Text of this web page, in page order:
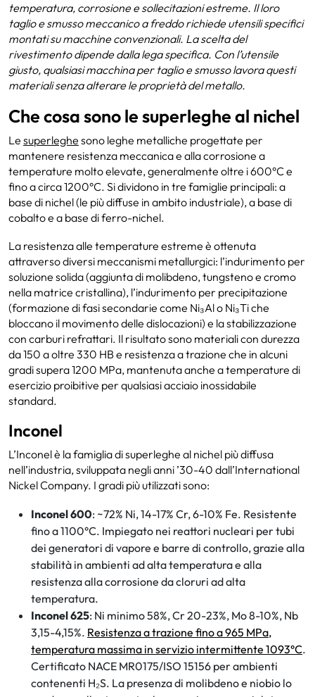
temperatura, corrosione e sollecitazioni estreme. Il loro
taglio e smusso meccanico a freddo richiede utensili specifici
montati su macchine convenzionali. La scelta del
rivestimento dipende dalla lega specifica. Con l’utensile
giusto, qualsiasi macchina per taglio e smusso lavora questi
materiali senza alterare le proprietà del metallo.
Che cosa sono le superleghe al nichel
Le superleghe sono leghe metalliche progettate per
mantenere resistenza meccanica e alla corrosione a
temperature molto elevate, generalmente oltre i 600°C e
fino a circa 1200°C. Si dividono in tre famiglie principali: a
base di nichel (le più diffuse in ambito industriale), a base di
cobalto e a base di ferro-nichel.
La resistenza alle temperature estreme è ottenuta
attraverso diversi meccanismi metallurgici: l’indurimento per
soluzione solida (aggiunta di molibdeno, tungsteno e cromo
nella matrice cristallina), l’indurimento per precipitazione
(formazione di fasi secondarie come Ni₃Al o Ni₃Ti che
bloccano il movimento delle dislocazioni) e la stabilizzazione
con carburi refrattari. Il risultato sono materiali con durezza
da 150 a oltre 330 HB e resistenza a trazione che in alcuni
gradi supera 1200 MPa, mantenuta anche a temperature di
esercizio proibitive per qualsiasi acciaio inossidabile
standard.
Inconel
L’Inconel è la famiglia di superleghe al nichel più diffusa
nell’industria, sviluppata negli anni ’30-40 dall’International
Nickel Company. I gradi più utilizzati sono:
Inconel 600: ~72% Ni, 14-17% Cr, 6-10% Fe. Resistente
fino a 1100°C. Impiegato nei reattori nucleari per tubi
dei generatori di vapore e barre di controllo, grazie alla
stabilità in ambienti ad alta temperatura e alla
resistenza alla corrosione da cloruri ad alta
temperatura.
Inconel 625: Ni minimo 58%, Cr 20-23%, Mo 8-10%, Nb
3,15-4,15%. Resistenza a trazione fino a 965 MPa,
temperatura massima in servizio intermittente 1093°C.
Certificato NACE MR0175/ISO 15156 per ambienti
contenenti H₂S. La presenza di molibdeno e niobio lo